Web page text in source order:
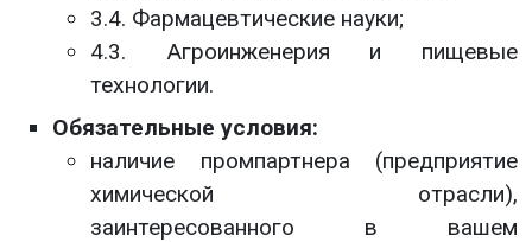
3.4. Фармацевтические науки;
4.3. Агроинженерия и пищевые
технологии.
Обязательные условия:
наличие промпартнера (предприятие
химической отрасли),
заинтересованного в вашем